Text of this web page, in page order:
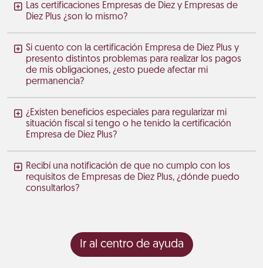
Las certificaciones Empresas de Diez y Empresas de
Diez Plus ¿son lo mismo?
Si cuento con la certificación Empresa de Diez Plus y
presento distintos problemas para realizar los pagos
de mis obligaciones, ¿esto puede afectar mi
permanencia?
¿Existen beneficios especiales para regularizar mi
situación fiscal si tengo o he tenido la certificación
Empresa de Diez Plus?
Recibí una notificación de que no cumplo con los
requisitos de Empresas de Diez Plus, ¿dónde puedo
consultarlos?
Ir al centro de ayuda